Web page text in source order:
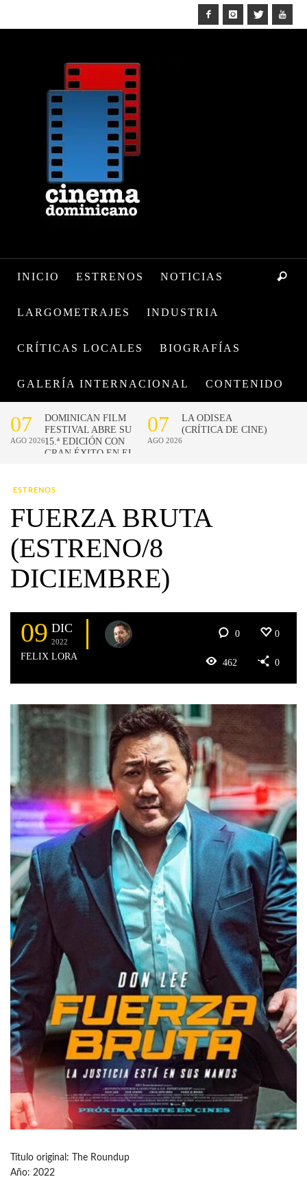
INICIO ESTRENOS NOTICIAS
LARGOMETRAJES INDUSTRIA
CRÍTICAS LOCALES BIOGRAFÍAS
GALERÍA INTERNACIONAL CONTENIDO
ESTRENOS
FUERZA BRUTA
(ESTRENO/8
DICIEMBRE)
09 DIC
2022
FELIX LORA
0 0
462 0
Título original: The Roundup
Año: 2022